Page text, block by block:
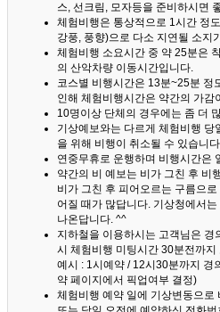
스, 선크림, 모자등을 준비하시면
체험비행은 통상적으로 1시간 정
강풍, 풍향)으로 다소 지연될 소지
체험비행 소요시간 중 약 25분은
의 산악차량 이동시간입니다.
코스별 비행시간은 13분~25분 정
인해 체험비행시간은 약간의 가감
10명이상 단체의 경우에는 좀 더
기상예보와는 다르게 체험비행
을 위해 비행이 취소될 수 있습니
연중무휴로 운행하며 비행시간은
약간의 비 예보는 비가 그친 후 비
비가 그친 후 피어오르는 구름으
어질 때가 많답니다. 기상청에서
나온답니다. ^^
지하철을 이용하시는 고객님은
시 체험비행 미팅시간 30분전까지
예시 : 1시예약 / 12시30분까지 경
약 페이지에서 픽업여부 결정)
체험비행 예약 일에 기상변동으로